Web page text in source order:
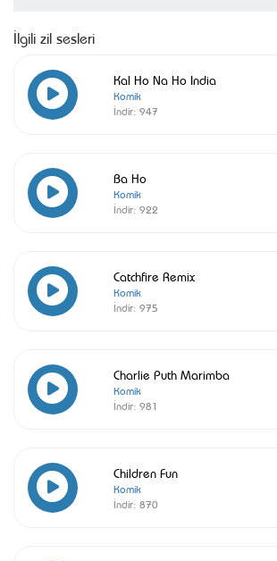
İlgili zil sesleri
Kal Ho Na Ho India
Komik
İndir: 947
Ba Ho
Komik
İndir: 922
Catchfire Remix
Komik
İndir: 975
Charlie Puth Marimba
Komik
İndir: 981
Children Fun
Komik
İndir: 870